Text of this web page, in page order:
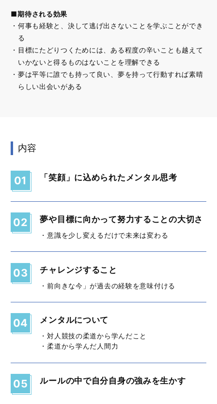
■期待される効果
何事も経験と、決して逃げ出さないことを学ぶことができ
る
目標にたどりつくためには、ある程度の辛いことも越えて
いかないと得るものはないことを理解できる
夢は平等に誰でも持って良い、夢を持って行動すれば素晴
らしい出会いがある
内容
01 「笑顔」に込められたメンタル思考
02 夢や目標に向かって努力することの大切さ
・意識を少し変えるだけで未来は変わる
03 チャレンジすること
・前向きな今」が過去の経験を意味付ける
04 メンタルについて
・対人競技の柔道から学んだこと
・柔道から学んだ人間力
05 ルールの中で自分自身の強みを生かす